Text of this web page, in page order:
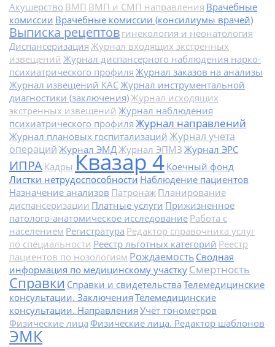
Акушерство ВМП ВМП и СМП направления Врачебные
комиссии Врачебные комиссии (консилиумы врачей)
Выписка рецептов гинекология и неонатология
Диспансеризация Журнал входящих экстренных
извещений Журнал диспансерного наблюдения нарко-
психиатрического профиля Журнал заказов на анализы
Журнал извещений КАСЖурнал инструментальной
диагностики (заключения)Журнал исходящих
экстренных извещений Журнал наблюдения
психиатрического профиля Журнал направлений
Журнал плановых госпитализаций Журнал учета
операций Журнал ЭМДЖурнал ЭПМЗ Журнал ЭРС
ИПРА Кадры Квазар 4 Коечный фонд
Листки нетрудоспособности Наблюдение пациентов
Назначение анализов Патронаж Планирование
диспансеризации Платные услуги Прижизненное
патолого-анатомическое исследование Работа с
населением Регистратура Редактор справочника услуг
по специальности Реестр льготных категорий Реестр
пациентов по нозологиям Рождаемость Сводная
информация по медицинскому участку Смертность
Справки Справки и свидетельства Телемедицинские
консультации. Заключения Телемедицинские
консультации. Направления Учёт тонометров
Физические лица Физические лица. Редактор шаблонов
ЭМК